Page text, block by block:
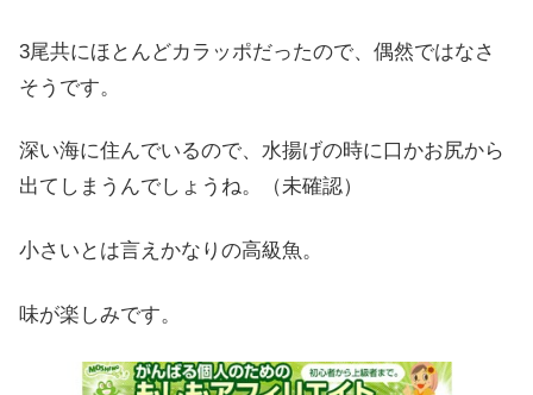
3尾共にほとんどカラッポだったので、偶然ではなさ
そうです。
深い海に住んでいるので、水揚げの時に口かお尻から
出てしまうんでしょうね。（未確認）
小さいとは言えかなりの高級魚。
味が楽しみです。